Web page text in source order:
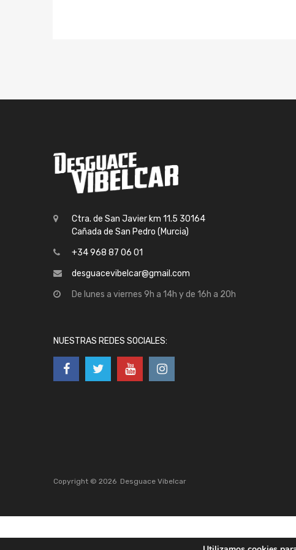
Ctra. de San Javier km 11.5 30164
Cañada de San Pedro (Murcia)
+34 968 87 06 01
desguacevibelcar@gmail.com
De lunes a viernes 9h a 14h y de 16h a 20h
NUESTRAS REDES SOCIALES:
Copyright © 2026 Desguace Vibelcar